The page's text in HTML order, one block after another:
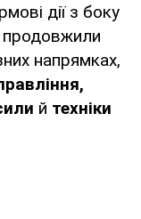
дії з боку
продовжили
напрямках,
й техніки